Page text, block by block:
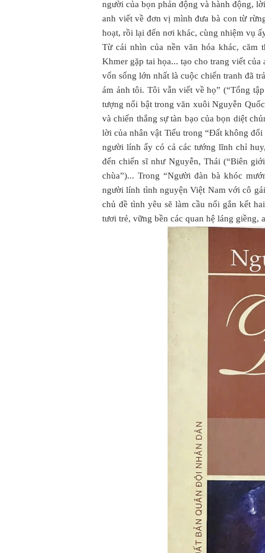
người của bọn phản động và hành động,
anh viết về đơn vị mình đưa bà con từ
hoạt, rồi lại đến nơi khác, cùng nhiệm vụ
Từ cái nhìn của nền văn hóa khác, căm
Khmer gặp tai họa... tạo cho trang viết
vốn sống lớn nhất là cuộc chiến tranh đã
ám ảnh tôi. Tôi vẫn viết về họ” (“Tổng
tượng nổi bật trong văn xuôi Nguyễn
và chiến thắng sự tàn bạo của bọn diệt
lời của nhân vật Tiếu trong “Đất không
người lính ấy có cả các tướng lĩnh chỉ
đến chiến sĩ như Nguyễn, Thái (“Biên
chùa”)... Trong “Người đàn bà khóc
người lính tình nguyện Việt Nam với cô
chủ đề tình yêu sẽ làm cầu nối gắn kết
tươi trẻ, vững bền các quan hệ láng giềng,